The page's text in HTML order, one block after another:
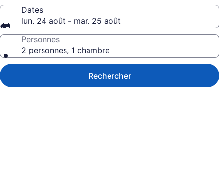
Dates
lun. 24 août - mar. 25 août
Personnes
2 personnes, 1 chambre
Rechercher